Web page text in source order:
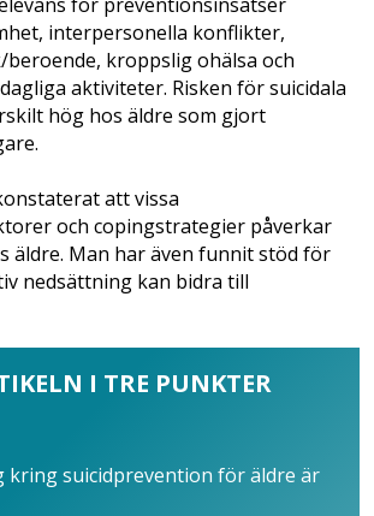
interpersonella konflikter,
kroppslig ohälsa och
aktiviteter. Risken för suicidala
hög hos äldre som gjort
att vissa
och copingstrategier påverkar
äldre. Man har även funnit stöd för
nedsättning kan bidra till
I TRE PUNKTER
kring suicid­prevention för äldre är